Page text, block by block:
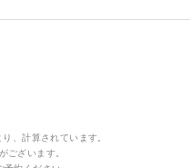
、計算されています。
ざいます。